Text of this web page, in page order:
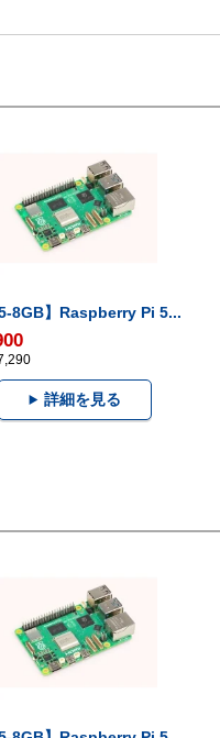
8GB】Raspberry Pi 5...
詳細を見る